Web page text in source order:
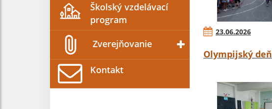
Školský vzdelávací
program
Zverejňovanie
Kontakt
23.06.2026
Olympijský deň